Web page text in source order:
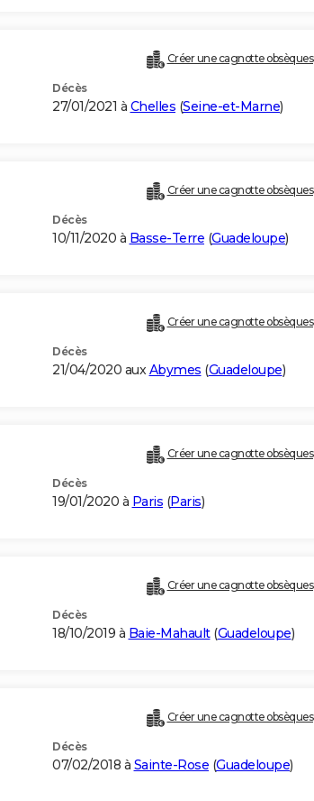
Créer une cagnotte obsèques
Décès
27/01/2021 à Chelles (Seine-et-Marne)
Créer une cagnotte obsèques
Décès
10/11/2020 à Basse-Terre (Guadeloupe)
Créer une cagnotte obsèques
Décès
21/04/2020 auxAbymes (Guadeloupe)
Créer une cagnotte obsèques
Décès
19/01/2020 à Paris (Paris)
Créer une cagnotte obsèques
Décès
18/10/2019 à Baie-Mahault(Guadeloupe)
Créer une cagnotte obsèques
Décès
07/02/2018 à Sainte-Rose (Guadeloupe)